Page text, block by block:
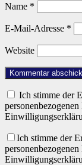
Name *
E-Mail-Adresse *
Website
Ich stimme der
Ich stimme der